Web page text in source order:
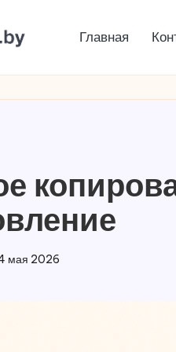
Главная
мая 2026